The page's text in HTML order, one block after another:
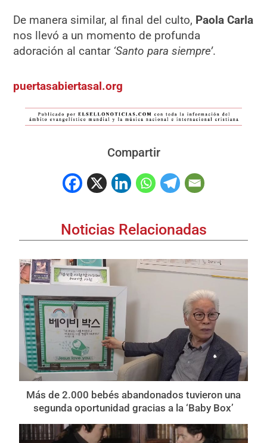
De manera similar, al final del culto, Paola Carla
nos llevó a un momento de profunda
adoración al cantar ‘Santo para siempre’.
puertasabiertasal.org
Compartir
Noticias Relacionadas
Más de 2.000 bebés abandonados tuvieron una
segunda oportunidad gracias a la ‘Baby Box’